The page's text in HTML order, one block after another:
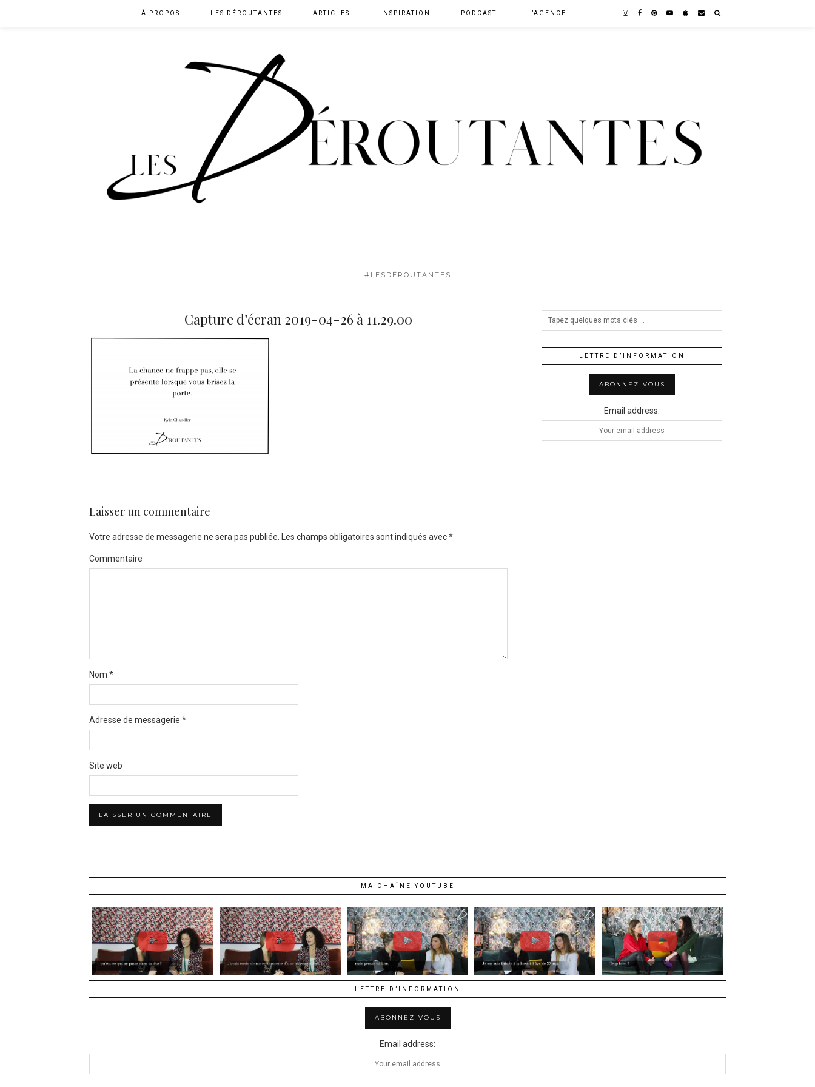
#LESDÉROUTANTES
À PROPOS LES DÉROUTANTES ARTICLES INSPIRATION PODCAST L’AGENCE
Capture d’écran 2019-04-26 à 11.29.00
Laisser un commentaire
Votre adresse de messagerie ne sera pas publiée. Les champs obligatoires sont indiqués avec*
Commentaire
Nom *
Adresse de messagerie *
Site web
LETTRE D’INFORMATION
Email address:
MA CHAÎNE YOUTUBE
LETTRE D’INFORMATION
Email address: